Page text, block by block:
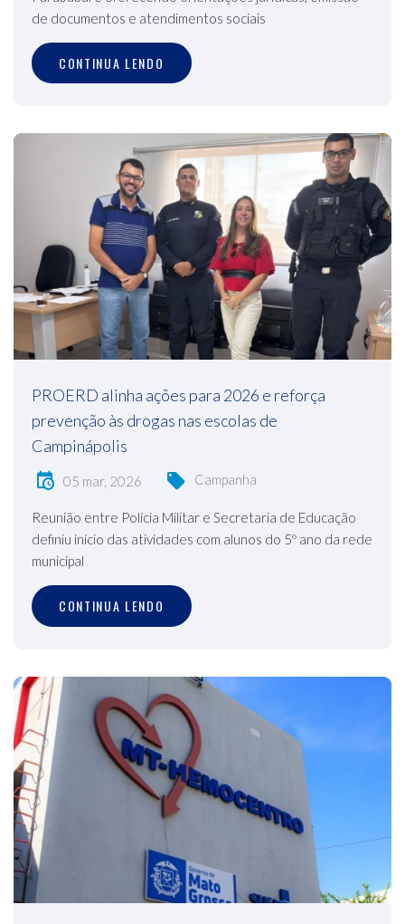
de documentos e atendimentos sociais
CONTINUA LENDO
PROERD alinha ações para 2026 e reforça
prevenção às drogas nas escolas de
Campinápolis
05 mar, 2026 Campanha
Reunião entre Polícia Militar e Secretaria de Educação
definiu início das atividades com alunos do 5º ano da rede
municipal
CONTINUA LENDO